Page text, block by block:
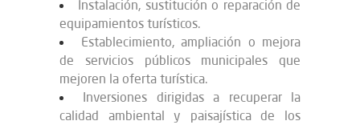
Instalación, sustitución o reparación de
equipamientos turísticos.
Establecimiento, ampliación o mejora
de servicios públicos municipales que
mejoren la oferta turística.
Inversiones dirigidas a recuperar la
calidad ambiental y paisajística de los